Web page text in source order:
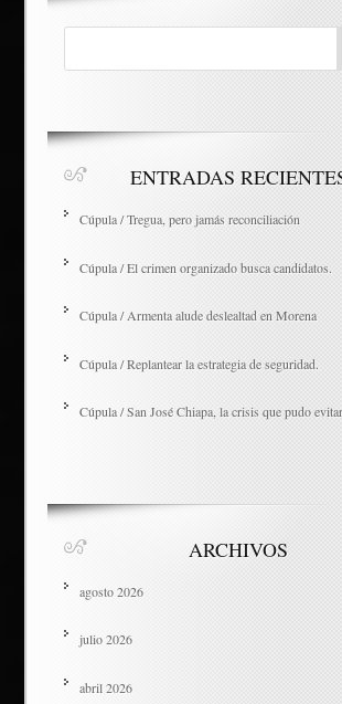
ENTRADAS
Cúpula / Tregua, pero jamás reconciliación
Cúpula / El crimen organizado busca candidatos.
Cúpula / Armenta alude deslealtad en Morena
Cúpula / Replantear la estrategia de seguridad.
Cúpula / San José Chiapa, la crisis que pudo
ARCHIVOS
agosto 2026
julio 2026
abril 2026